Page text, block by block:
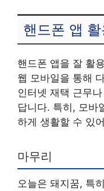
핸드폰 앱 활
핸드폰 앱을 잘 활
웹 모바일을 통해
인터넷 재택 근무
답니다. 특히, 모바
하게 생활할 수 있
마무리
오늘은 돼지꿈, 특